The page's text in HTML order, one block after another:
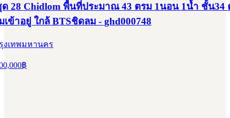
28 Chidlom พื้นที่ประมาณ 43 ตรม 1นอน 1น้ำ ชั้น34
ข้าอยู่ ใกล้ BTSชิดลม - ghd000748
งเทพมหานคร
฿